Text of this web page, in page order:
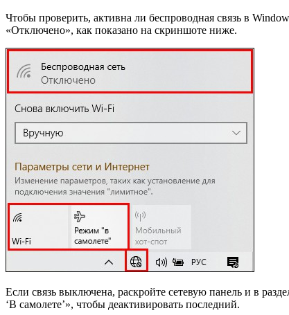
Чтобы проверить, активна ли беспроводная связь в
«Отключено», как показано на скриншоте ниже.
Если связь выключена, раскройте сетевую панель и в
‘В самолете’», чтобы деактивировать последний.